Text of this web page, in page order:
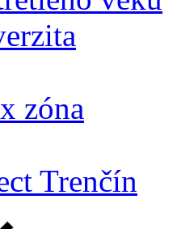
zóna
Trenčín